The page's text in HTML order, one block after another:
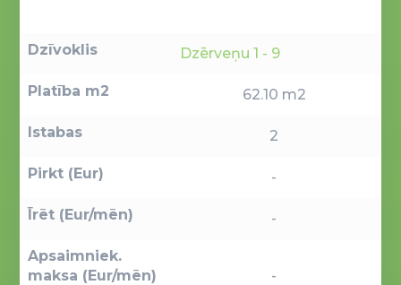
Dzīvoklis Dzērveņu 1 - 9
Platība m2 62.10 m2
Istabas 2
Pirkt (Eur) -
Īrēt (Eur/mēn) -
Apsaimniek.
maksa (Eur/mēn)
-